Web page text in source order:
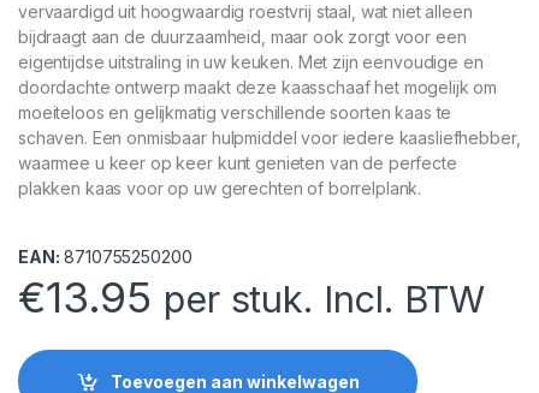
vervaardigd uit hoogwaardig roestvrij staal, wat niet alleen
bijdraagt aan de duurzaamheid, maar ook zorgt voor een
eigentijdse uitstraling in uw keuken. Met zijn eenvoudige en
doordachte ontwerp maakt deze kaasschaaf het mogelijk om
moeiteloos en gelijkmatig verschillende soorten kaas te
schaven. Een onmisbaar hulpmiddel voor iedere kaasliefhebber,
waarmee u keer op keer kunt genieten van de perfecte
plakken kaas voor op uw gerechten of borrelplank.
EAN: 8710755250200
€13.95 per stuk. Incl. BTW
Toevoegen aan winkelwagen